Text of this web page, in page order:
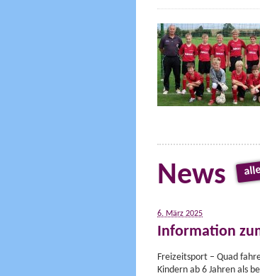
News
6. März 2025
Information
Freizeitsport – Quad
Kindern ab 6 Jahren als